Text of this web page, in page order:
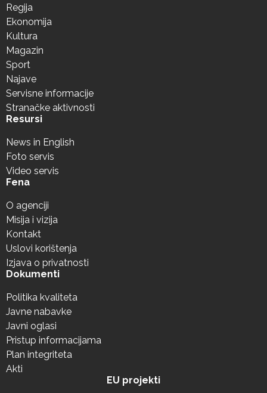
Regija
Ekonomija
Kultura
Magazin
Sport
Najave
Servisne informacije
Stranačke aktivnosti
Resursi
News in English
Foto servis
Video servis
Fena
O agenciji
Misija i vizija
Kontakt
Uslovi korištenja
Izjava o privatnosti
Dokumenti
Politika kvaliteta
Javne nabavke
Javni oglasi
Pristup informacijama
Plan integriteta
Akti
EU projekti